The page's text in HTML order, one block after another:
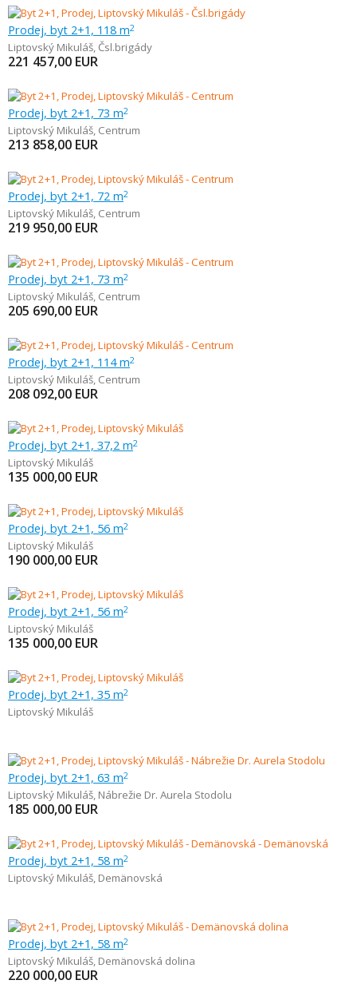
Prodej, byt 2+1, 118 m2
Liptovský Mikuláš, Čsl.brigády
221 457,00 EUR
Prodej, byt 2+1, 73 m2
Liptovský Mikuláš, Centrum
213 858,00 EUR
Prodej, byt 2+1, 72 m2
Liptovský Mikuláš, Centrum
219 950,00 EUR
Prodej, byt 2+1, 73 m2
Liptovský Mikuláš, Centrum
205 690,00 EUR
Prodej, byt 2+1, 114 m2
Liptovský Mikuláš, Centrum
208 092,00 EUR
Prodej, byt 2+1, 37,2 m2
Liptovský Mikuláš
135 000,00 EUR
Prodej, byt 2+1, 56 m2
Liptovský Mikuláš
190 000,00 EUR
Prodej, byt 2+1, 56 m2
Liptovský Mikuláš
135 000,00 EUR
Prodej, byt 2+1, 35 m2
Liptovský Mikuláš
Prodej, byt 2+1, 63 m2
Liptovský Mikuláš, Nábrežie Dr. Aurela Stodolu
185 000,00 EUR
Prodej, byt 2+1, 58 m2
Liptovský Mikuláš, Demänovská
Prodej, byt 2+1, 58 m2
Liptovský Mikuláš, Demänovská dolina
220 000,00 EUR